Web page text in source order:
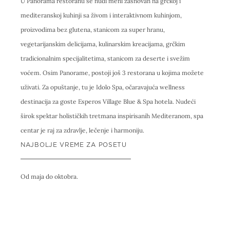
mediteranskoj kuhinji sa živom i interaktivnom kuhinjom,
proizvodima bez glutena, stanicom za super hranu,
vegetarijanskim delicijama, kulinarskim kreacijama, grčkim
tradicionalnim specijalitetima, stanicom za deserte i svežim
voćem. Osim Panorame, postoji još 3 restorana u kojima možete
uživati. Za opuštanje, tu je Idolo Spa, očaravajuća wellness
destinacija za goste Esperos Village Blue & Spa hotela. Nudeći
širok spektar holističkih tretmana inspirisanih Mediteranom, spa
centar je raj za zdravlje, lečenje i harmoniju.
NAJBOLJE VREME ZA POSETU
Od maja do oktobra.